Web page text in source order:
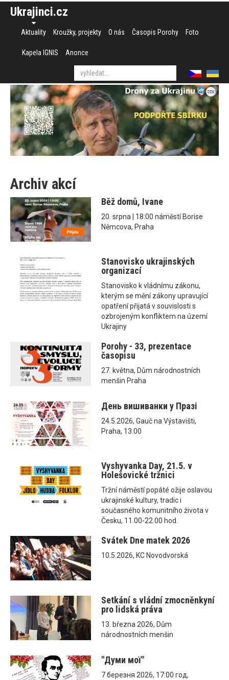
Ukrajinci.cz
Aktuality Kroužky, projekty O nás Časopis Porohy Foto
Kapela IGNIS Anonce
Archiv akcí
Běž domů, Ivane
20. srpna | 18:00 náměstí Borise
Němcova, Praha
Stanovisko ukrajinských
organizací
Stanovisko k vládnímu zákonu,
kterým se mění zákony upravující
opatření přijatá v souvislosti s
ozbrojeným konfliktem na území
Ukrajiny
Porohy - 33, prezentace
časopisu
27. května, Dům národnostních
menšin Praha
День вишиванки у Празі
24.5.2026, Gauč na Výstavišti,
Praha, 13:00
Vyshyvanka Day, 21.5. v
Holešovické tržnici
Tržní náměstí popáté ožije oslavou
ukrajinské kultury, tradic i
současného komunitního života v
Česku, 11.00-22.00 hod.
Svátek Dne matek 2026
10.5.2026, KC Novodvorská
Setkání s vládní zmocněnkyní
pro lidská práva
13. března 2026, Dům
národnostních menšin
"Думи мої"
7 березня 2026, 17:00 год,